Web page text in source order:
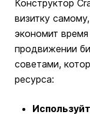
Конструктор
визитку
экономит
продвижении
советами,
ресурса: